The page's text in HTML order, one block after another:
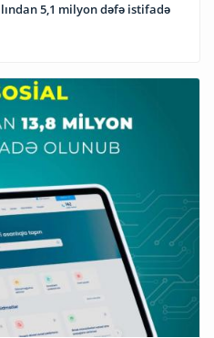
5,1 milyon dəfə istifadə